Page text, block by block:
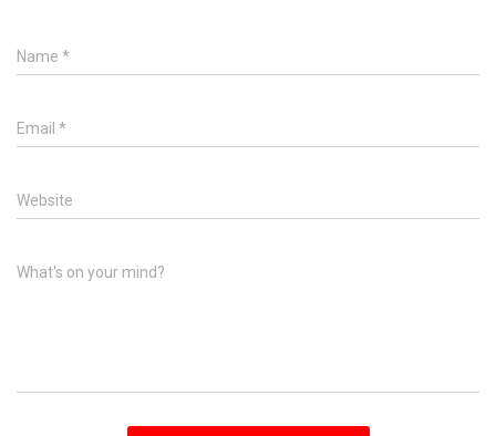
Name *
Email *
Website
What's on your mind?